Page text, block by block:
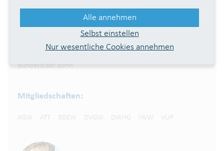
Kreistadt Siegburg
Bundesstadt Bonn
Mitgliedschaften:
AGW ATT BDEW DVGW DWHG IWW VUP
Alle annehmen
Selbst einstellen
Nur wesentliche Cookies annehmen